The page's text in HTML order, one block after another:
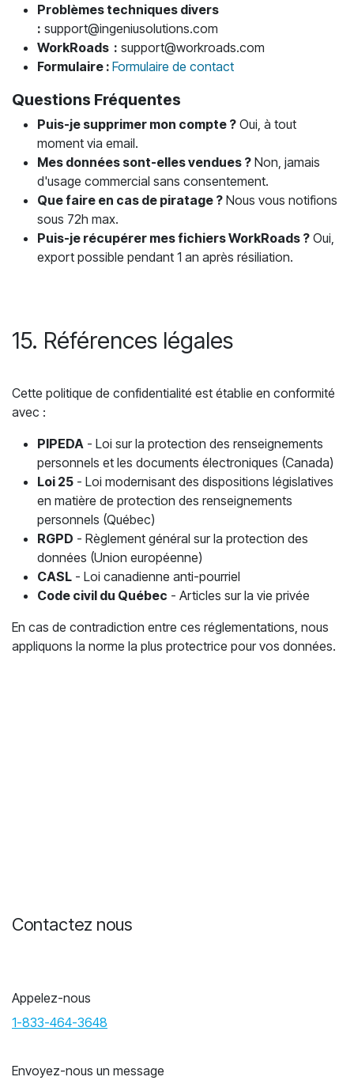
Problèmes techniques divers
: support@ingeniusolutions.com
WorkRoads : support@workroads.com
Formulaire : Formulaire de contact
Questions Fréquentes
Puis-je supprimer mon compte ? Oui, à tout
moment via email.
Mes données sont-elles vendues ? Non, jamais
d'usage commercial sans consentement.
Que faire en cas de piratage ? Nous vous notifions
sous 72h max.
Puis-je récupérer mes fichiers WorkRoads ? Oui,
export possible pendant 1 an après résiliation.
15. Références légales
Cette politique de confidentialité est établie en conformité
avec :
PIPEDA - Loi sur la protection des renseignements
personnels et les documents électroniques (Canada)
Loi 25 - Loi modernisant des dispositions législatives
en matière de protection des renseignements
personnels (Québec)
RGPD - Règlement général sur la protection des
données (Union européenne)
CASL - Loi canadienne anti-pourriel
Code civil du Québec - Articles sur la vie privée
En cas de contradiction entre ces réglementations, nous
appliquons la norme la plus protectrice pour vos données.
Contactez nous
Appelez-nous
1-833-464-3648
Envoyez-nous un message